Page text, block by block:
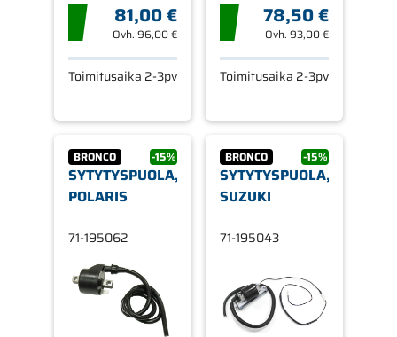
81,00 €
Ovh. 96,00 €
Toimitusaika 2-3pv
78,50 €
Ovh.93,00 €
Toimitusaika 2-3pv
BRONCO -15%
SYTYTYSPUOLA,
POLARIS
71-195062
BRONCO -15%
SYTYTYSPUOLA,
SUZUKI
71-195043